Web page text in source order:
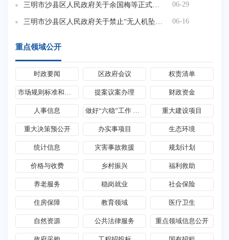
06-29
三明市沙县区人民政府关于禁止“无人机坠物狩猎”方法的通告 06-16
重点领域公开
时政要闻 区政府会议 权责清单
市场规则标准和监管执法 提案议案办理 财政资金
人事信息 做好“六稳”工作 落实“六保”任务 重大建设项目
重大决策预公开 办实事项目 生态环境
统计信息 灾害事故救援 规划计划
价格与收费 乡村振兴 福利救助
养老服务 稳岗就业 社会保险
住房保障 教育领域 医疗卫生
自然资源 公共法律服务 重点领域信息公开